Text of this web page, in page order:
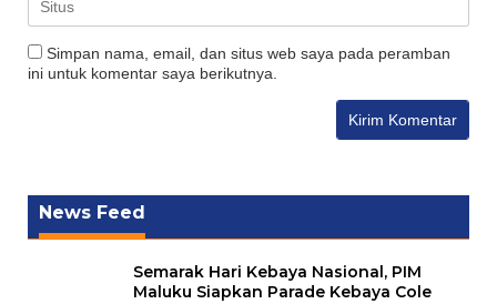
Simpan nama, email, dan situs web saya pada peramban
ini untuk komentar saya berikutnya.
News Feed
Semarak Hari Kebaya Nasional, PIM
Maluku Siapkan Parade Kebaya Cole